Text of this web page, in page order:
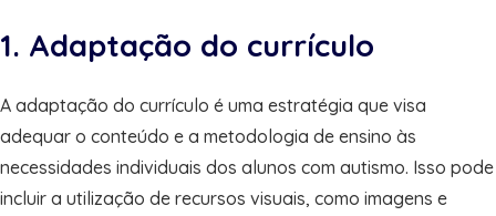
1. Adaptação do currículo
A adaptação do currículo é uma estratégia que visa
adequar o conteúdo e a metodologia de ensino às
necessidades individuais dos alunos com autismo. Isso pode
incluir a utilização de recursos visuais, como imagens e